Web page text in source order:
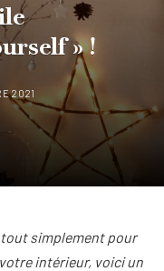
» !
2021
tout simplement pour
intérieur, voici un